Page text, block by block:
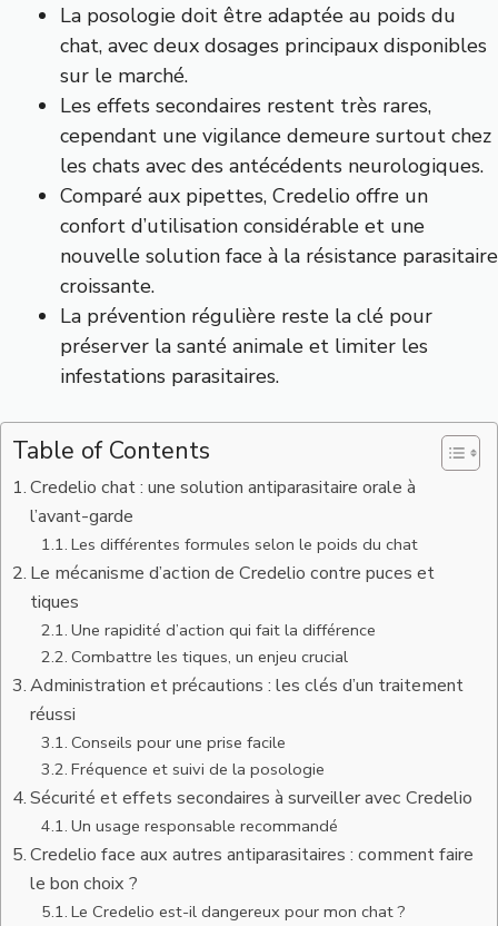
La posologie doit être adaptée au poids du
chat, avec deux dosages principaux disponibles
sur le marché.
Les effets secondaires restent très rares,
cependant une vigilance demeure surtout chez
les chats avec des antécédents neurologiques.
Comparé aux pipettes, Credelio offre un
confort d’utilisation considérable et une
nouvelle solution face à la résistance parasitaire
croissante.
La prévention régulière reste la clé pour
préserver la santé animale et limiter les
infestations parasitaires.
Table of Contents
Credelio chat : une solution antiparasitaire orale à
l’avant-garde
Les différentes formules selon le poids du chat
Le mécanisme d’action de Credelio contre puces et
tiques
Une rapidité d’action qui fait la différence
Combattre les tiques, un enjeu crucial
Administration et précautions : les clés d’un traitement
réussi
Conseils pour une prise facile
Fréquence et suivi de la posologie
Sécurité et effets secondaires à surveiller avec Credelio
Un usage responsable recommandé
Credelio face aux autres antiparasitaires : comment faire
le bon choix ?
Le Credelio est-il dangereux pour mon chat ?